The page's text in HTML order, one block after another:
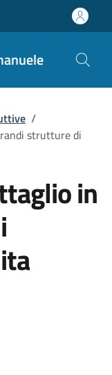
/
strutture di
in